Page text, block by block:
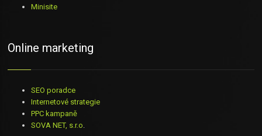
Minisite
Online marketing
SEO poradce
Internetové strategie
PPC kampaně
SOVA NET, s.r.o.